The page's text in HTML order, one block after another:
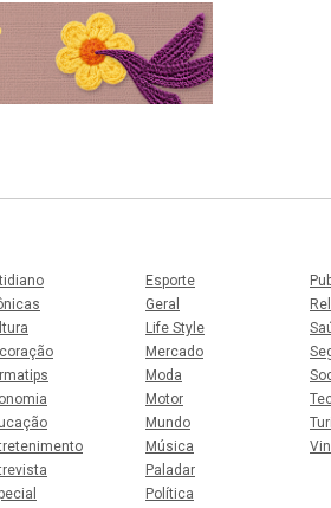
Esporte
Geral
Life Style
Mercado
Moda
Motor
Mundo
Música
Paladar
Política